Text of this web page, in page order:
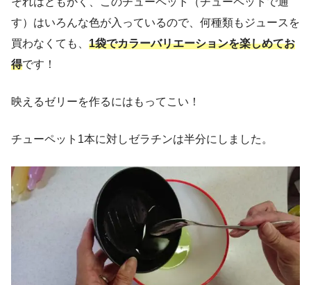
す）はいろんな色が入っているので、何種類もジュースを
買わなくても、 1袋でカラーバリエーションを楽しめてお
得です！
映えるゼリーを作るにはもってこい！
チューペット1本に対しゼラチンは半分にしました。